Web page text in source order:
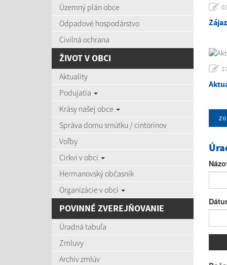
Územný plán obce
Odpadové hospodárstvo
Civilná ochrana
ŽIVOT V OBCI
Aktuality
Podujatia
Krásy našej obce
Správa domu smútku / cintorínov
Voľby
Cirkvi v obci
Hermanovský občasník
Organizácie v obci
POVINNÉ ZVEREJŇOVANIE
Úradná tabuľa
Zmluvy
Archív zmlúv